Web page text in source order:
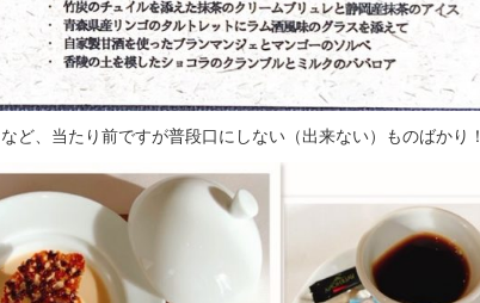
ど、当たり前ですが普段口にしない（出来ない）ものばかり！